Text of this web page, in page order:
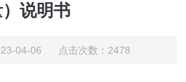
说明书
04-06 点击次数：2478